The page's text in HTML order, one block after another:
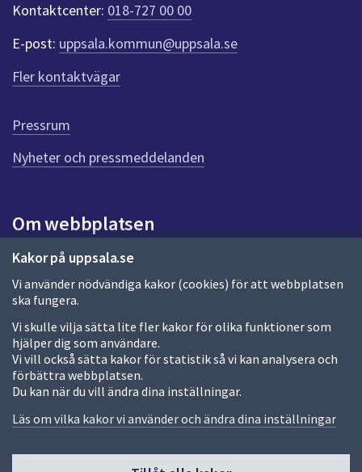
Kakor på uppsala.se
Vi använder nödvändiga kakor (cookies) för att webbplatsen
ska fungera.
Vi skulle vilja sätta lite fler kakor för olika funktioner som
hjälper dig som användare.
Vi vill också sätta kakor för statistik så vi kan analysera och
förbättra webbplatsen.
Du kan när du vill ändra dina inställningar.
Läs om vilka kakor vi använder och ändra dina inställningar
e
r
f
ö
r
e
n
n
a
d
a
Kontaktcenter: 018-727 00 00
E-post: uppsala.kommun@uppsala.se
Fler kontaktvägar
Pressrum
Nyheter och pressmeddelanden
Om webbplatsen
Om webbplatsen
Allmänna handlingar och diarium
Behandling av personuppgifter
Kakor
Språk (other languages)
Tillgänglighetsredogörelse